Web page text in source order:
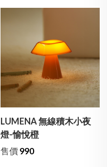
LUMENA 無線積木小夜
燈-愉悅橙
售價 990